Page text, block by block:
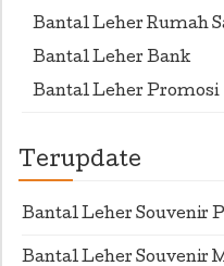
Bantal Leher Rumah
Bantal Leher Bank
Bantal Leher Promosi
Terupdate
Bantal Leher Souvenir
Bantal Leher Souvenir